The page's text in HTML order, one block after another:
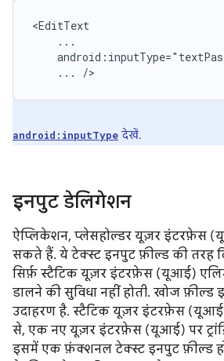
...
/>
android:inputType देखें.
इनपुट डेलिगेशन
ऐप्लिकेशन, प्लेसहोल्डर यूज़र इंटरफ़ेस
सकते हैं. ये टेक्स्ट इनपुट फ़ील्ड की तरह
सिर्फ़ स्टैटिक यूज़र इंटरफ़ेस (यूआई)
डालने की सुविधा नहीं होती. खोज फ़ील्ड
उदाहरण है. स्टैटिक यूज़र इंटरफ़ेस
से, एक नए यूज़र इंटरफ़ेस (यूआई) पर
इसमें एक फ़ंक्शनल टेक्स्ट इनपुट फ़ील्ड